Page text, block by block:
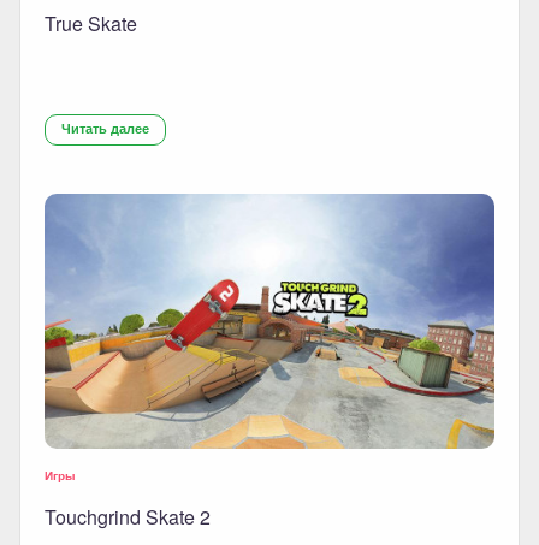
True Skate
Читать далее
Игры
Touchgrind Skate 2